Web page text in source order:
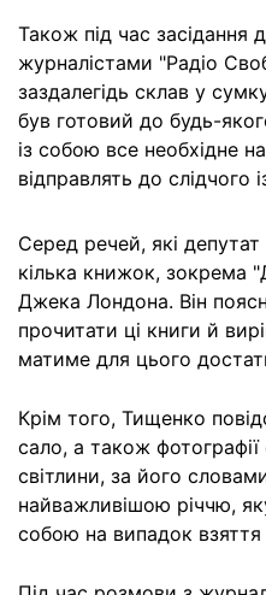
Також під час засідання
журналістами "Радіо
заздалегідь склав у
був готовий до будь-
із собою все необхідне
відправлять до слідчого
Серед речей, які
кілька книжок, зокрема
Джека Лондона. Він
прочитати ці книги й
матиме для цього
Крім того, Тищенко
сало, а також фотографії
світлини, за його
найважливішою річчю,
собою на випадок взяття